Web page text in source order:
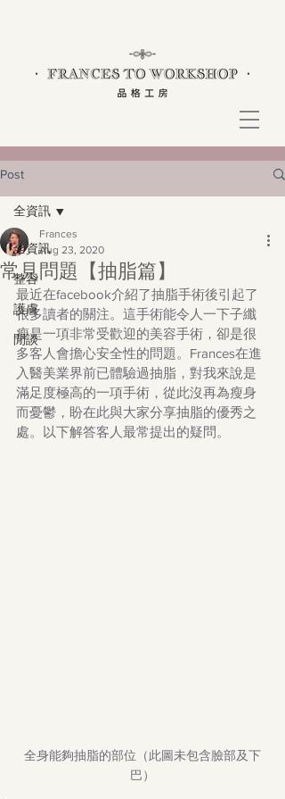
Post
全資訊
整容
護膚
閒談
全資訊
常見問題【抽脂篇】
Frances
Aug 23, 2020
最近在facebook介紹了抽脂手術後引起了
很多讀者的關注。這手術能令人一下子纖
瘦是一項非常受歡迎的美容手術，卻是很
多客人會擔心安全性的問題。Frances在進
入醫美業界前已體驗過抽脂，對我來說是
滿足度極高的一項手術，從此沒再為瘦身
而憂鬱，盼在此與大家分享抽脂的優秀之
處。以下解答客人最常提出的疑問。
全身能夠抽脂的部位（此圖未包含臉部及下
巴）